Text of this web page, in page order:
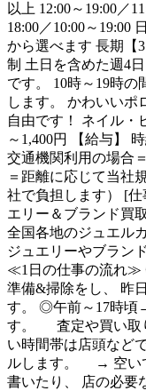
以上 12:00～19:00／
18:00／10:00～19:00
から選べます 長期【
制 土日を含めた週4
です。 10時～19時の
します。 かわいいポ
自由です！ ネイル・
～1,400円 【給与】
交通機関利用の場合
＝距離に応じて当社
社で負担します） [
エリー＆ブランド買
全国各地のジュエル
ジュエリーやブラン
≪1日の仕事の流れ≫
準備&掃除をし、 昨
す。 ◎午前～17時頃
す。 査定や買い取
い時間帯は店頭な
ルします。 → 空い
書いたり、 店の必要